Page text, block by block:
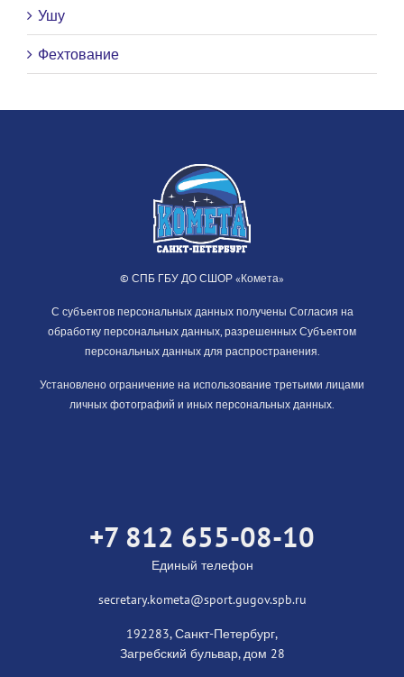
Ушу
Фехтование
© СПБ ГБУ ДО СШОР «Комета»
С субъектов персональных данных получены Согласия на
обработку персональных данных, разрешенных Субъектом
персональных данных для распространения.
Установлено ограничение на использование третьими лицами
личных фотографий и иных персональных данных.
+7 812 655-08-10
Единый телефон
secretary.kometa@sport.gugov.spb.ru
192283, Санкт-Петербург,
Загребский бульвар, дом 28